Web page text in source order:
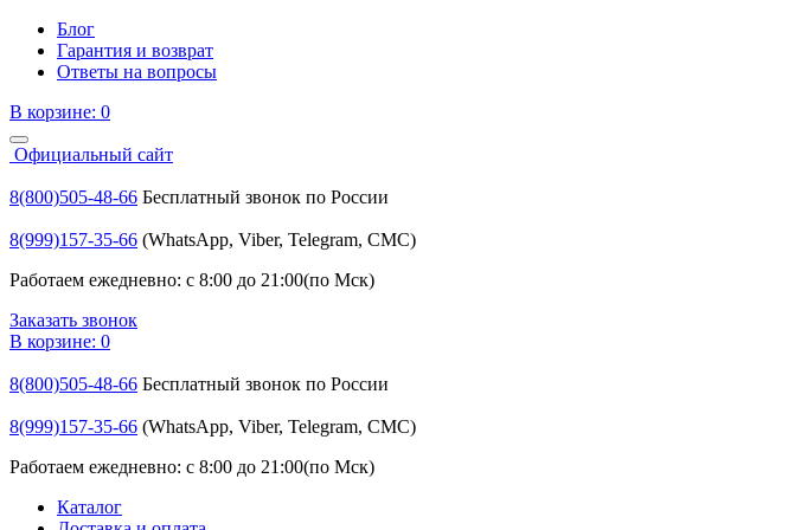
Блог
Гарантия и возврат
Ответы на вопросы
В корзине: 0
Официальный сайт
8(800)505-48-66 Бесплатный звонок по России
8(999)157-35-66 (WhatsApp, Viber, Telegram, СМС)
Работаем ежедневно: с 8:00 до 21:00(по Мск)
Заказать звонок
В корзине: 0
8(800)505-48-66 Бесплатный звонок по России
8(999)157-35-66 (WhatsApp, Viber, Telegram, СМС)
Работаем ежедневно: с 8:00 до 21:00(по Мск)
Каталог